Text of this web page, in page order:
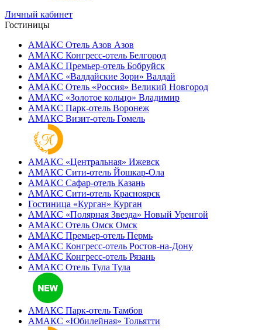
Личный кабинет
Гостиницы
АМАКС Отель ‎Азов Азов
АМАКС Конгресс-отель Белгород
АМАКС Премьер-отель Бобруйск
АМАКС «‎Валдайские Зори» Валдай
АМАКС Отель «‎Россия» Великий Новгород
АМАКС «‎Золотое кольцо» Владимир
АМАКС Парк-отель Воронеж
АМАКС Визит-отель Гомель
АМАКС «‎Центральная» Ижевск
АМАКС Сити-отель Йошкар-Ола
АМАКС Сафар-отель Казань
АМАКС Сити-отель Красноярск
Гостиница «‎Курган» Курган
АМАКС «Полярная Звезда» Новый Уренгой
АМАКС Отель ‎Омск Омск
АМАКС Премьер-отель Пермь
АМАКС Конгресс-отель Ростов-на-Дону
АМАКС Конгресс-отель Рязань
АМАКС Отель Тула Тула
АМАКС Парк-отель Тамбов
АМАКС «‎Юбилейная» Тольятти